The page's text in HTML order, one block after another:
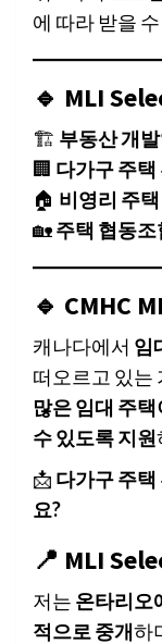
에 따라 받을
🔹 MLI
🏗️ 부동산 개
🏢 다가구 주택
🏠 비영리 주
🏡주택 협동
🔹 CMHC
캐나다에서 임
떠오르고 있는
많은 임대 주
수 있도록 지원
📩 다가구 주
요?
📍 MLI
저는 온타리오
적으로 중개하